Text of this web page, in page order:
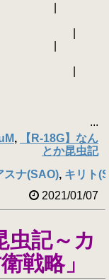
|
|
,
【R-18G】なん
とか昆虫記
スナ(SAO), キリト
2021/01/07
虫記～カ
戦略」